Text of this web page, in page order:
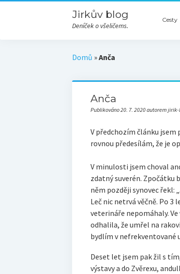
Jirkův blog
Deníček o všeličems.
Cesty
Domů »Anča
Anča
Publikováno 20. 7. 2020 autorem
V předchozím článku jsem
rovnou předesílám, že je
V minulosti jsem choval
zdatný suverén. Zpočátku
něm později synovec řekl:
Leč nic netrvá věčně. Po 3
veterináře nepomáhaly.
odhalila, že umřel na
bydlím v nefrekventované
Deset let jsem pak žil s
výstavy a do Zvěrexu,